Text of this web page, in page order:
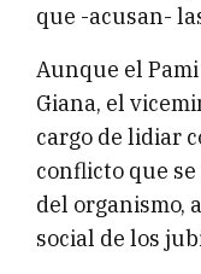
que -acusan-
Aunque el
Giana, el
cargo de lidiar
conflicto que
del organismo,
social de los